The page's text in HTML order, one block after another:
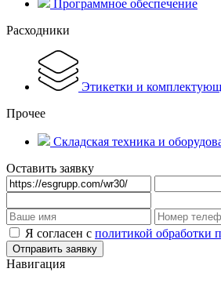
Программное обеспечение
Расходники
Этикетки и
Прочее
Складская техника и
Оставить заявку
Я согласен с политикой обработки
Навигация